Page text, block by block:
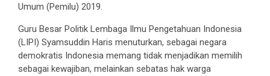
Umum (Pemilu) 2019.
Guru Besar Politik Lembaga Ilmu Pengetahuan Indonesia
(LIPI) Syamsuddin Haris menuturkan, sebagai negara
demokratis Indonesia memang tidak menjadikan memilih
sebagai kewajiban, melainkan sebatas hak warga